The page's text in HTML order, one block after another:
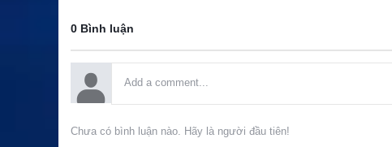
0 Bình luận
Chưa có bình luận nào. Hãy là người đầu tiên!